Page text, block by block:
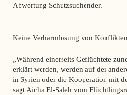
Abwertung Schutzsuchender.
Keine Verharmlosung von
„Während einerseits Geflüchtete
erklärt werden, werden auf der
in Syrien oder die Kooperation mit
sagt Aicha El-Saleh vom